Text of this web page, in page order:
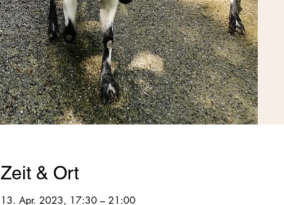
Zeit & Ort
13. Apr. 2023, 17:30 – 21:00